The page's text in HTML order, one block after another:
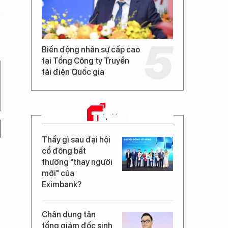
Biến động nhân sự cấp cao
tại Tổng Công ty Truyền
tải điện Quốc gia
TIN MỚI
Thấy gì sau đại hội
cổ đông bất
thường "thay người
mới" của
Eximbank?
Chân dung tân
tổng giám đốc sinh